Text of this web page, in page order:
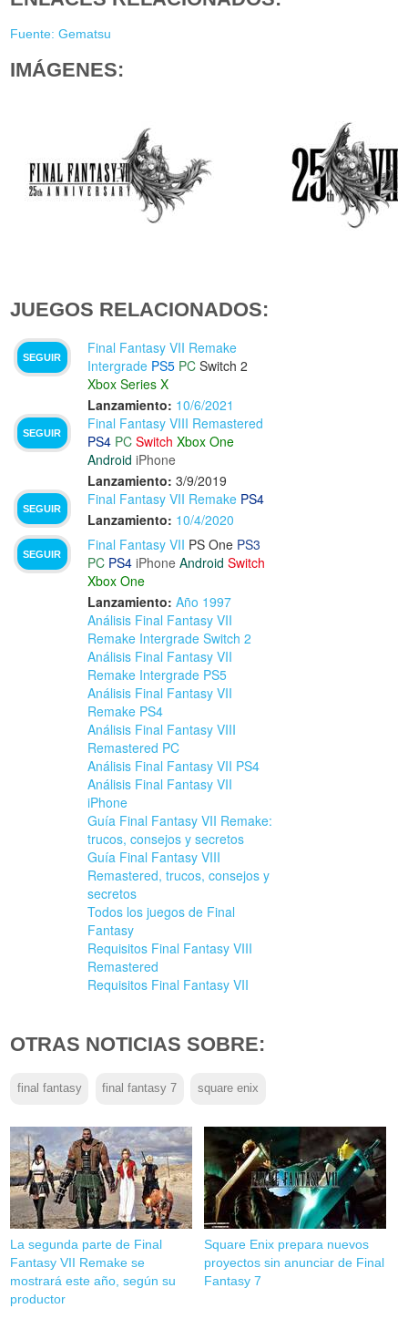
Fuente: Gematsu
IMÁGENES:
JUEGOS RELACIONADOS:
SEGUIR
Final Fantasy VII Remake
Intergrade PS5 PC Switch 2
Xbox Series X
Lanzamiento: 10/6/2021
SEGUIR
Final Fantasy VIII Remastered
PS4 PC Switch Xbox One
Android iPhone
Lanzamiento: 3/9/2019
SEGUIR
Final Fantasy VII Remake PS4
Lanzamiento: 10/4/2020
SEGUIR
Final Fantasy VII PS One PS3
PC PS4 iPhone Android Switch
Xbox One
Lanzamiento: Año 1997
Análisis Final Fantasy VII
Remake Intergrade Switch 2
Análisis Final Fantasy VII
Remake Intergrade PS5
Análisis Final Fantasy VII
Remake PS4
Análisis Final Fantasy VIII
Remastered PC
Análisis Final Fantasy VII PS4
Análisis Final Fantasy VII
iPhone
Guía Final Fantasy VII Remake:
trucos, consejos y secretos
Guía Final Fantasy VIII
Remastered, trucos, consejos y
secretos
Todos los juegos de Final
Fantasy
Requisitos Final Fantasy VIII
Remastered
Requisitos Final Fantasy VII
OTRAS NOTICIAS SOBRE:
final fantasy final fantasy 7 square enix
La segunda parte de Final
Fantasy VII Remake se
mostrará este año, según su
productor
Square Enix prepara nuevos
proyectos sin anunciar de Final
Fantasy 7